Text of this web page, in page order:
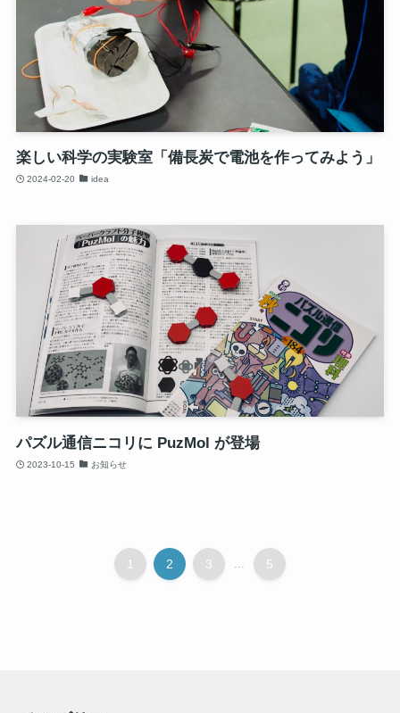
楽しい科学の実験室「備長炭で電池を作ってみよう」
2024-02-20 idea
パズル通信ニコリに PuzMol が登場
2023-10-15 お知らせ
1 2 3 ... 5